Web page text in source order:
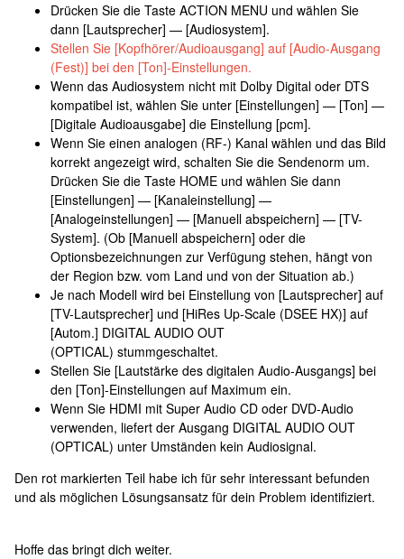
Drücken Sie die Taste ACTION MENU und wählen Sie
dann [Lautsprecher] — [Audiosystem].
Stellen Sie [Kopfhörer/Audioausgang] auf [Audio-Ausgang
(Fest)] bei den [Ton]-Einstellungen.
Wenn das Audiosystem nicht mit Dolby Digital oder DTS
kompatibel ist, wählen Sie unter [Einstellungen] — [Ton] —
[Digitale Audioausgabe] die Einstellung [pcm].
Wenn Sie einen analogen (RF-) Kanal wählen und das Bild
korrekt angezeigt wird, schalten Sie die Sendenorm um.
Drücken Sie die Taste HOME und wählen Sie dann
[Einstellungen] — [Kanaleinstellung] —
[Analogeinstellungen] — [Manuell abspeichern] — [TV-
System]. (Ob [Manuell abspeichern] oder die
Optionsbezeichnungen zur Verfügung stehen, hängt von
der Region bzw. vom Land und von der Situation ab.)
Je nach Modell wird bei Einstellung von [Lautsprecher] auf
[TV-Lautsprecher] und [HiRes Up‑Scale (DSEE HX)] auf
[Autom.] DIGITAL AUDIO OUT
(OPTICAL) stummgeschaltet.
Stellen Sie [Lautstärke des digitalen Audio-Ausgangs] bei
den [Ton]-Einstellungen auf Maximum ein.
Wenn Sie HDMI mit Super Audio CD oder DVD-Audio
verwenden, liefert der Ausgang DIGITAL AUDIO OUT
(OPTICAL) unter Umständen kein Audiosignal.
Den rot markierten Teil habe ich für sehr interessant befunden
und als möglichen Lösungsansatz für dein Problem identifiziert.
Hoffe das bringt dich weiter.